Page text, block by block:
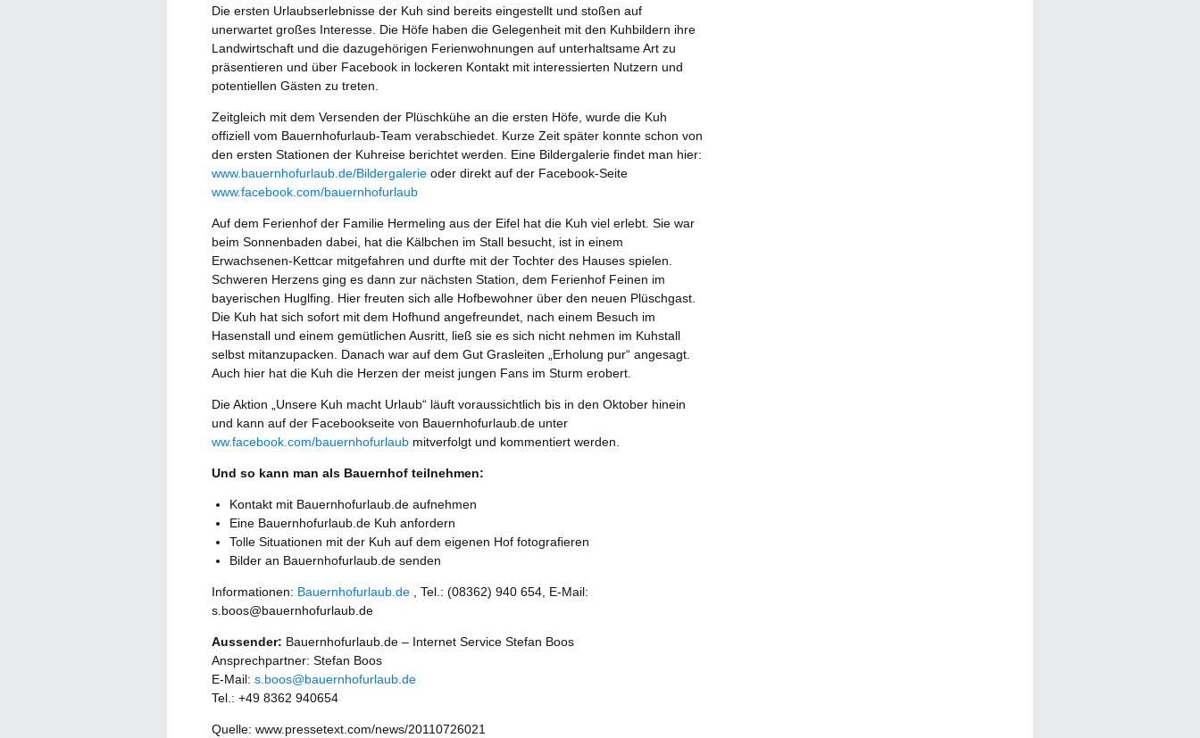
Die ersten Urlaubserlebnisse der Kuh sind bereits eingestellt und stoßen auf
unerwartet großes Interesse. Die Höfe haben die Gelegenheit mit den Kuhbildern ihre
Landwirtschaft und die dazugehörigen Ferienwohnungen auf unterhaltsame Art zu
präsentieren und über Facebook in lockeren Kontakt mit interessierten Nutzern und
potentiellen Gästen zu treten.
Zeitgleich mit dem Versenden der Plüschkühe an die ersten Höfe, wurde die Kuh
offiziell vom Bauernhofurlaub-Team verabschiedet. Kurze Zeit später konnte schon von
den ersten Stationen der Kuhreise berichtet werden. Eine Bildergalerie findet man hier:
www.bauernhofurlaub.de/Bildergalerie oder direkt auf der Facebook-Seite
www.facebook.com/bauernhofurlaub
Auf dem Ferienhof der Familie Hermeling aus der Eifel hat die Kuh viel erlebt. Sie war
beim Sonnenbaden dabei, hat die Kälbchen im Stall besucht, ist in einem
Erwachsenen-Kettcar mitgefahren und durfte mit der Tochter des Hauses spielen.
Schweren Herzens ging es dann zur nächsten Station, dem Ferienhof Feinen im
bayerischen Huglfing. Hier freuten sich alle Hofbewohner über den neuen Plüschgast.
Die Kuh hat sich sofort mit dem Hofhund angefreundet, nach einem Besuch im
Hasenstall und einem gemütlichen Ausritt, ließ sie es sich nicht nehmen im Kuhstall
selbst mitanzupacken. Danach war auf dem Gut Grasleiten „Erholung pur“ angesagt.
Auch hier hat die Kuh die Herzen der meist jungen Fans im Sturm erobert.
Die Aktion „Unsere Kuh macht Urlaub“ läuft voraussichtlich bis in den Oktober hinein
und kann auf der Facebookseite von Bauernhofurlaub.de unter
ww.facebook.com/bauernhofurlaub mitverfolgt und kommentiert werden.
Und so kann man als Bauernhof teilnehmen:
Kontakt mit Bauernhofurlaub.de aufnehmen
Eine Bauernhofurlaub.de Kuh anfordern
Tolle Situationen mit der Kuh auf dem eigenen Hof fotografieren
Bilder an Bauernhofurlaub.de senden
Informationen: Bauernhofurlaub.de , Tel.: (08362) 940 654, E-Mail:
s.boos@bauernhofurlaub.de
Aussender: Bauernhofurlaub.de – Internet Service Stefan Boos
Ansprechpartner: Stefan Boos
E-Mail: s.boos@bauernhofurlaub.de
Tel.: +49 8362 940654
Quelle: www.pressetext.com/news/20110726021